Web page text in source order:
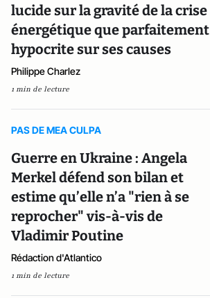
lucide sur la gravité de la crise
énergétique que parfaitement
hypocrite sur ses causes
Philippe Charlez
1 min de lecture
PAS DE MEA CULPA
Guerre en Ukraine : Angela
Merkel défend son bilan et
estime qu’elle n’a "rien à se
reprocher" vis-à-vis de
Vladimir Poutine
Rédaction d'Atlantico
1 min de lecture